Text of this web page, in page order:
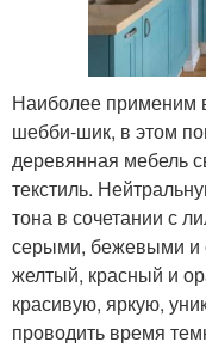
Наиболее применим
шебби-шик, в этом
деревянная мебель
текстиль.
тона в сочетании с
серыми, бежевыми и
желтый, красный и
красивую, яркую,
проводить время